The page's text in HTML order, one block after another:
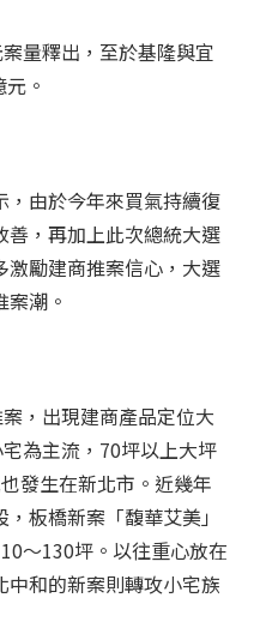
量釋出，至於基隆與宜
。
由於今年來買氣持續復
，再加上此次總統大選
激勵建商推案信心，大選
案潮。
，出現建商產品定位大
為主流，70坪以上大坪
發生在新北市。近幾年
板橋新案「馥華艾美」
～130坪。以往重心放在
和的新案則轉攻小宅族